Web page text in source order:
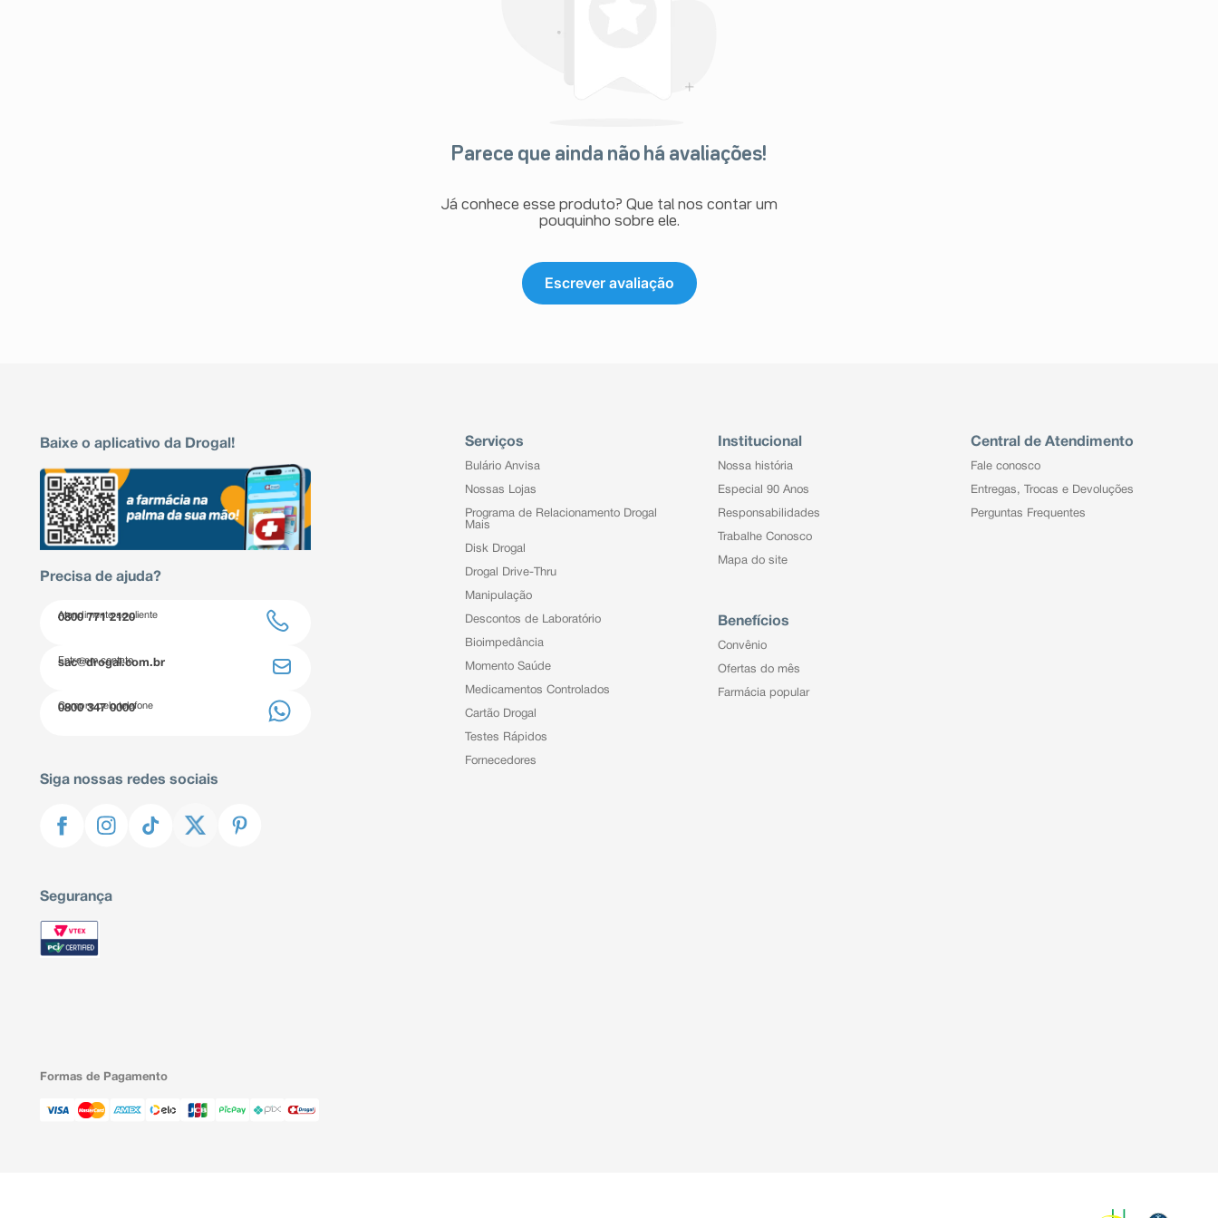
Parece que ainda não há avaliações!
Já conhece esse produto? Que tal nos contar um
pouquinho sobre ele.
Escrever avaliação
Baixe o aplicativo da Drogal!
Precisa de ajuda?
Atendimento ao cliente
0800 771 2120
Entre em contato
sac@drogal.com.br
Compre pelo telefone
0800 347 0000
Siga nossas redes sociais
Segurança
Serviços
Bulário Anvisa
Nossas Lojas
Programa de Relacionamento Drogal
Mais
Disk Drogal
Drogal Drive-Thru
Manipulação
Descontos de Laboratório
Bioimpedância
Momento Saúde
Medicamentos Controlados
Cartão Drogal
Testes Rápidos
Fornecedores
Institucional
Nossa história
Especial 90 Anos
Responsabilidades
Trabalhe Conosco
Mapa do site
Benefícios
Convênio
Ofertas do mês
Farmácia popular
Central de Atendimento
Fale conosco
Entregas, Trocas e Devoluções
Perguntas Frequentes
Formas de Pagamento